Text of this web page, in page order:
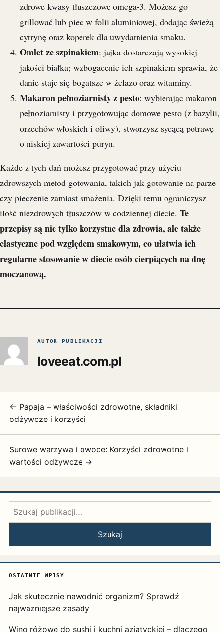
zdrowe kwasy tłuszczowe omega-3. Możesz go
grillować lub piec w folii aluminiowej, dodając świeżą
cytrynę oraz koperek dla uwydatnienia smaku.
Omlet ze szpinakiem: jajka dostarczają wysokiej
jakości białka; wzbogacenie ich szpinakiem sprawia, że
danie staje się bogatsze w żelazo oraz witaminy.
Makaron pełnoziarnisty z pesto: wybierając makaron
pełnoziarnisty i przygotowując domowe pesto (z bazylii,
orzechów włoskich i oliwy), stworzysz sycącą potrawę
o niskiej zawartości puryn.
Każde z tych dań możesz przygotować przy użyciu
zdrowszych metod gotowania, takich jak gotowanie na parze
czy pieczenie zamiast smażenia. Dzięki temu ograniczysz
ilość niezdrowych tłuszczów w codziennej diecie. Te
przepisy są nie tylko korzystne dla zdrowia, ale także
elastyczne pod względem smakowym, co ułatwia ich
regularne stosowanie w diecie osób cierpiących na dnę
moczanową.
AUTOR PUBLIKACJI
loveeat.com.pl
← Papaja – właściwości zdrowotne, składniki
odżywcze i korzyści
Surowe warzywa i owoce: Korzyści zdrowotne i
wartości odżywcze →
Szukaj:
Szukaj
OSTATNIE WPISY
Jak skutecznie nawodnić organizm? Sprawdź
najważniejsze zasady
Wino różowe do sushi i kuchni azjatyckiej – dlaczego